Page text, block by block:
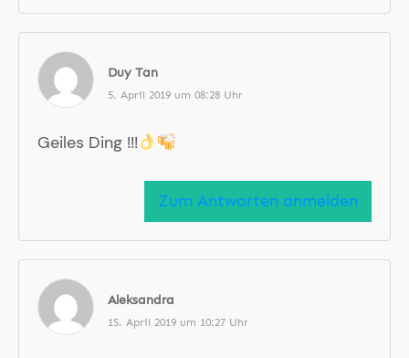
Duy Tan
5. April 2019 um 08:28 Uhr
Geiles Ding !!!
Zum Antworten anmelden
Aleksandra
15. April 2019 um 10:27 Uhr